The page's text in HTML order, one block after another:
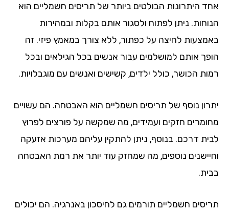
היתרונות הבולטים ביותר של תריסים חשמליים הוא
ניתן לפתוח ולסגור אותם בקלות ובמהירות
לחיצה על כפתור, ללא צורך במאמץ פיזי. זה
אותם למושלמים עבור אנשים בכל הגילאים ובכל
הכושר, כולל ילדים, קשישים ואנשים עם מוגבלויות.
נוסף של תריסים חשמליים הוא האבטחה. הם עשויים
חזקים ועמידים, מה שמקשה על פורצים לפרוץ
דרכם. בנוסף, ניתן להתקין עליהם מערכות אזעקה
נוספים, מה שמחזק עוד יותר את רמת האבטחה
חשמליים תורמים גם לחיסכון באנרגיה. הם יכולים